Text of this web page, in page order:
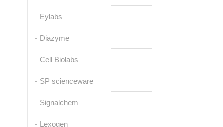
Eylabs
Diazyme
Cell Biolabs
SP scienceware
Signalchem
Lexogen